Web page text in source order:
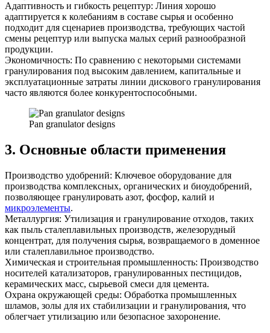
Адаптивность и гибкость рецептур: Линия хорошо
адаптируется к колебаниям в составе сырья и особенно
подходит для сценариев производства, требующих частой
смены рецептур или выпуска малых серий разнообразной
продукции.
Экономичность: По сравнению с некоторыми системами
гранулирования под высоким давлением, капитальные и
эксплуатационные затраты линии дискового гранулирования
часто являются более конкурентоспособными.
Pan granulator designs
3. Основные области применения
Производство удобрений: Ключевое оборудование для
производства комплексных, органических и биоудобрений,
позволяющее гранулировать азот, фосфор, калий и
микроэлементы.
Металлургия: Утилизация и гранулирование отходов, таких
как пыль сталеплавильных производств, железорудный
концентрат, для получения сырья, возвращаемого в доменное
или сталеплавильное производство.
Химическая и строительная промышленность: Производство
носителей катализаторов, гранулированных пестицидов,
керамических масс, сырьевой смеси для цемента.
Охрана окружающей среды: Обработка промышленных
шламов, золы для их стабилизации и гранулирования, что
облегчает утилизацию или безопасное захоронение.